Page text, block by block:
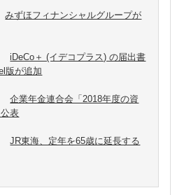
みずほフィナンシャルグループが
iDeCo＋ (イデコプラス) の届出書
版が追加
企業年金連合会「2018年度の資
表
JR東海、定年を65歳に延長する